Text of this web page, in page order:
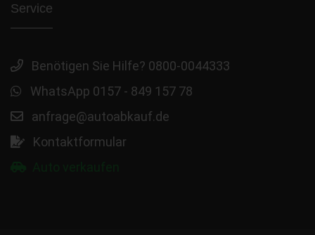
Service
Benötigen Sie Hilfe? 0800-0044333
WhatsApp 0157 - 849 157 78
anfrage@autoabkauf.de
Kontaktformular